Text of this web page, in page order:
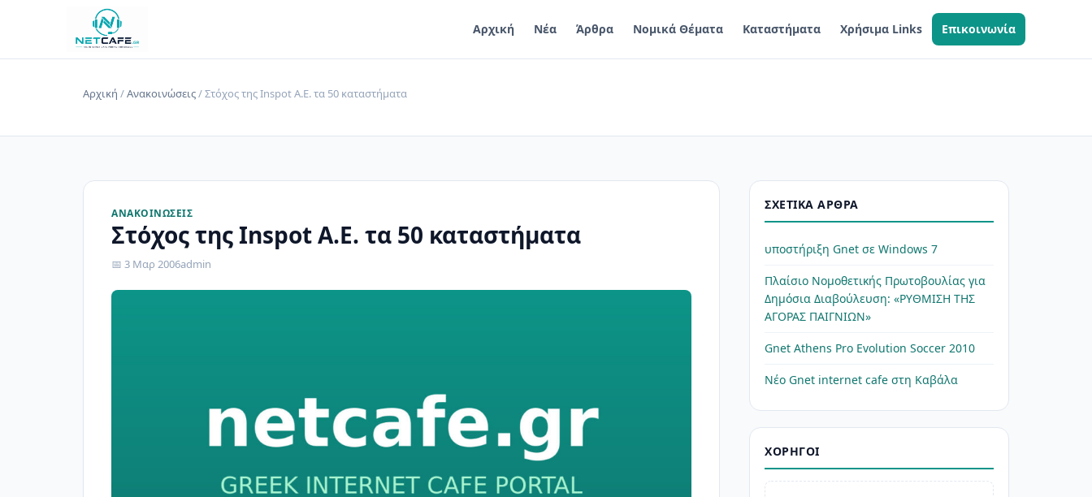
Αρχική Νέα Άρθρα Νομικά Θέματα Καταστήματα Χρήσιμα Links Επικοινωνία
Αρχική /Ανακοινώσεις/ Στόχος της Inspot Α.Ε. τα 50 καταστήματα
ΑΝΑΚΟΙΝΏΣΕΙΣ
Στόχος της Inspot Α.Ε. τα 50 καταστήματα
📅 3 Μαρ 2006admin
ΣΧΕΤΙΚΆ ΆΡΘΡΑ
υποστήριξη Gnet σε Windows 7
Πλαίσιο Νομοθετικής Πρωτοβουλίας για
Δημόσια Διαβούλευση: «ΡΥΘΜΙΣΗ ΤΗΣ
ΑΓΟΡΑΣ ΠΑΙΓΝΙΩΝ»
Gnet Athens Pro Evolution Soccer 2010
Νέο Gnet internet cafe στη Καβάλα
ΧΟΡΗΓΟΊ